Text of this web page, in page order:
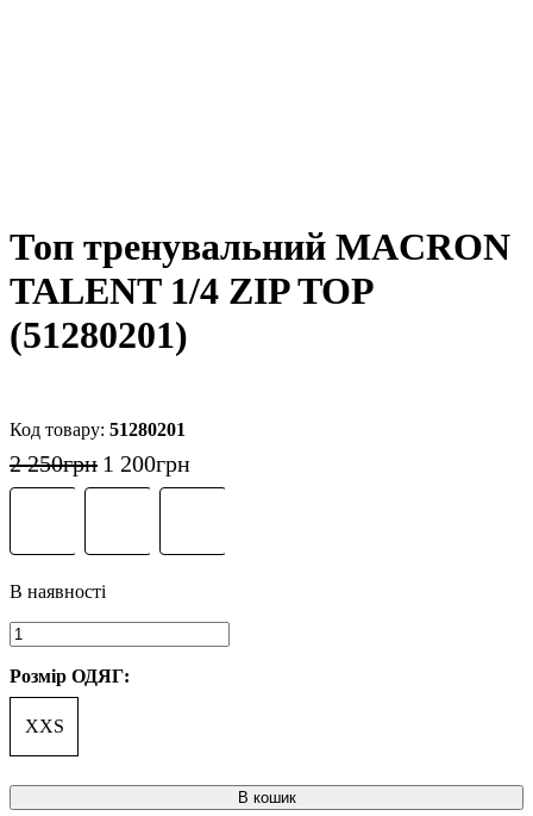
Топ тренувальний MACRON
TALENT 1/4 ZIP TOP
(51280201)
51280201
2 250грн 1 200грн
Розмір ОДЯГ:
XXS
В кошик